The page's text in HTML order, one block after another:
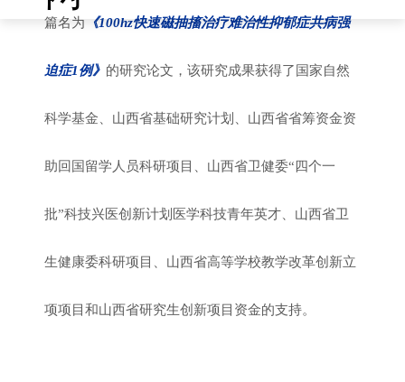
篇名为 《100hz快速磁抽搐治疗难治性抑郁症共病强
迫症1例》 的研究论文，该研究成果获得了国家自然
科学基金、山西省基础研究计划、山西省省筹资金资
助回国留学人员科研项目、山西省卫健委“四个一
批”科技兴医创新计划医学科技青年英才、山西省卫
生健康委科研项目、山西省高等学校教学改革创新立
项项目和山西省研究生创新项目资金的支持。